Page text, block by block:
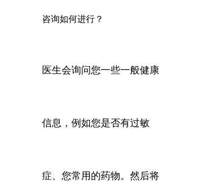
咨询如何进行？
医生会询问您一些一般健康
信息，例如您是否有过敏
症、您常用的药物。然后将